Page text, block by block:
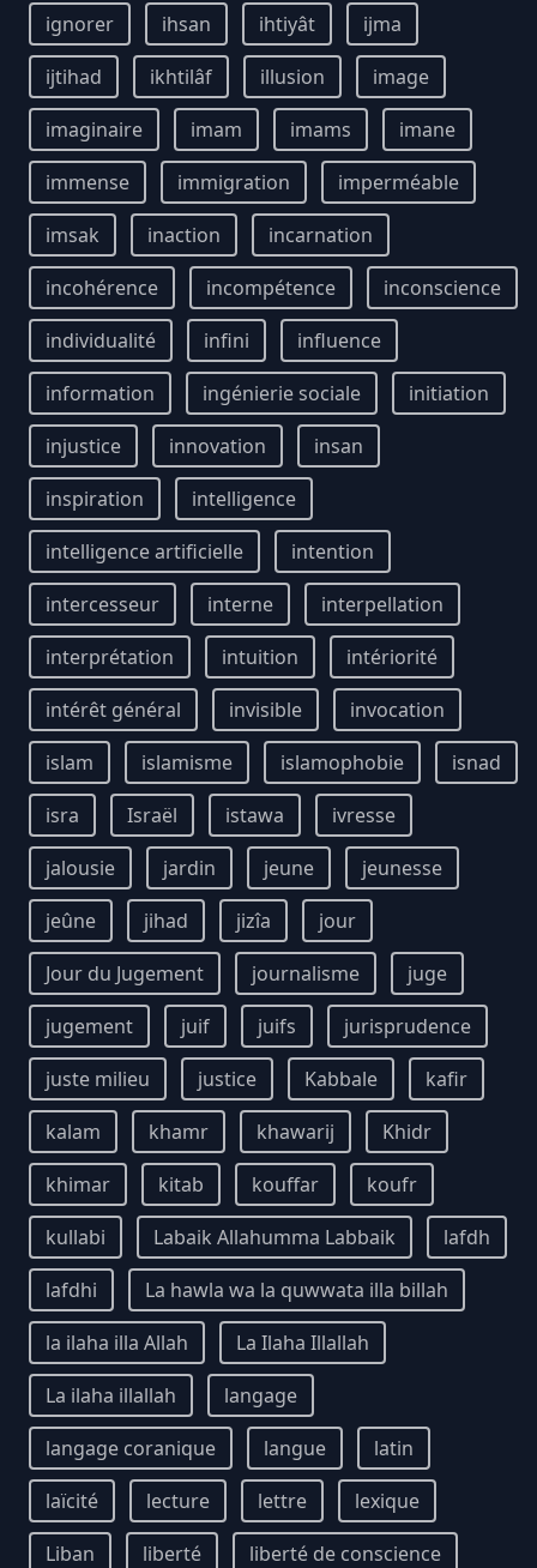
ignorer
ihsan ihtiyât
ijma
ijtihad
ikhtilâf illusion
image
imaginaire
imam imams
imane
immense
immigration
imperméable
imsak
inaction
incarnation
incohérence
incompétence
inconscience
individualité
infini
influence
information
ingénierie sociale
initiation
injustice
innovation
insan
inspiration
intelligence
intelligence artificielle
intention
intercesseur
interne
interpellation
interprétation
intuition
intériorité
intérêt général
invisible
invocation
islam
islamisme islamophobie
isnad
isra
Israël istawa
ivresse
jalousie
jardin jeune
jeunesse
jeûne
jihad jizîa
jour
Jour du Jugement
journalisme
juge
jugement
juif juifs
jurisprudence
juste milieu
justice Kabbale
kafir
kalam
khamr khawarij
Khidr
khimar
kitab kouffar
koufr
kullabi
Labaik Allahumma Labbaik
lafdh
lafdhi
La hawla wa la quwwata illa billah
la ilaha illa Allah
La Ilaha Illallah
La ilaha illallah
langage
langage coranique
langue
latin
laïcité
lecture lettre
lexique
Liban
liberté
liberté de conscience